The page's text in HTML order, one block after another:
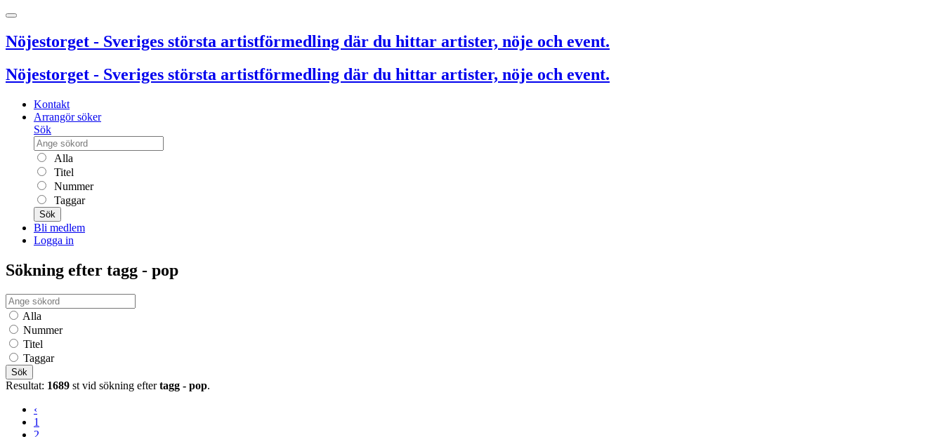
Nöjestorget - Sveriges största artistförmedling där du hittar artister, nöje och event.
Nöjestorget - Sveriges största artistförmedling där du hittar artister, nöje och event.
Kontakt
Arrangör söker
Sök
Alla
Titel
Nummer
Taggar
Sök
Bli medlem
Logga in
Sökning efter tagg - pop
Alla
Nummer
Titel
Taggar
Sök
Resultat: 1689 st vid sökning eftertagg - pop.
‹
1
2